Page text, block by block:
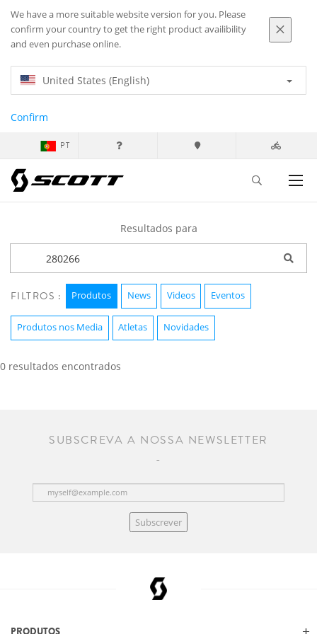
We have a more suitable website version for you. Please
confirm your country to get the right product availibility
and even purchase online.
United States (English)
Confirm
PT
Resultados para
FILTROS : Produtos News Videos Eventos
Produtos nos Media Atletas Novidades
0 resultados encontrados
SUBSCREVA A NOSSA NEWSLETTER
Subscrever